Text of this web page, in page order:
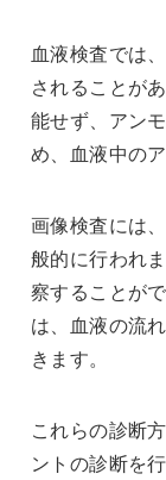
血液検査では
されることが
能せず、アン
め、血液中の
画像検査には
般的に行われ
察することが
は、血液の流
きます。
これらの診断
ントの診断を